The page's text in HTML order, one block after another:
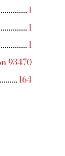
1
1
1
93470
164